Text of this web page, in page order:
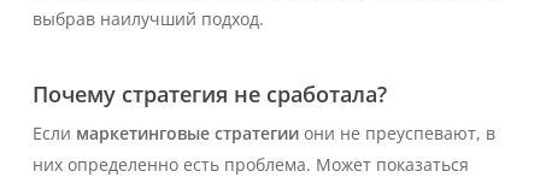
выбрав наилучший подход.
Почему стратегия не сработала?
Если маркетинговые стратегииони не преуспевают, в
них определенно есть проблема. Может показаться